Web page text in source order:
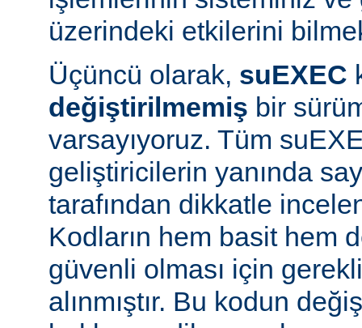
üzerindeki etkilerini
Üçüncü olarak, suEXEC
değiştirilmemiş bir
varsayıyoruz. Tüm
geliştiricilerin yanında
tarafından dikkatle
Kodların hem basit hem
güvenli olması için
alınmıştır. Bu kodun